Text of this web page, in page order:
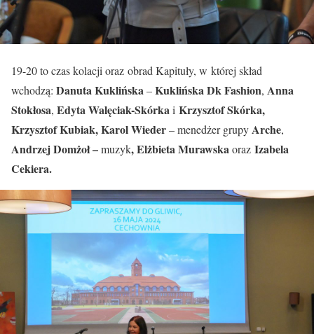
19-20 to czas kolacji oraz obrad Kapituły, w której skład
wchodzą: Danuta Kuklińska–Kuklińska Dk Fashion, Anna
Stokłosa, EdytaWalęciak-Skórkai Krzysztof Skórka,
Krzysztof Kubiak, Karol Wieder– menedżer grupyArche,
Andrzej Domżoł –muzyk, Elżbieta Murawskaoraz Izabela
Cekiera.